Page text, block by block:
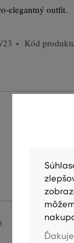
elegantný outfit.
Kód
ŽEHLENIE